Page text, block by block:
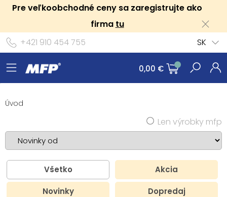
Pre veľkoobchodné ceny sa zaregistrujte ako
firma tu
+421 910 454 755
SK
0,00 €
Úvod
Len výrobky mfp
Všetko Akcia
Novinky Dopredaj